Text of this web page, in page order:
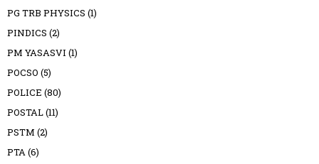
PG TRB PHYSICS (1)
PINDICS (2)
PM YASASVI (1)
POCSO (5)
POLICE (80)
POSTAL(11)
PSTM (2)
PTA(6)